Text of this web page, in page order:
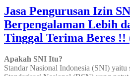
Jasa Pengurusan Izin
Berpengalaman Lebih
Tinggal Terima Beres
Apakah SNI Itu?
Standar Nasional Indonesia (SNI) yaitu